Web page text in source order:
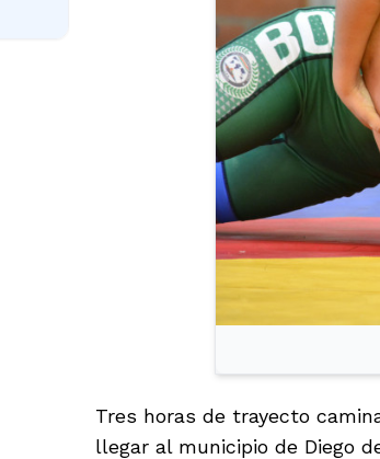
Tres horas de trayecto
llegar al municipio de Diego